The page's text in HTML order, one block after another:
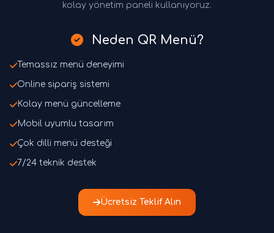
kolay yönetim paneli kullanıyoruz.
Neden QR Menü?
Temassız menü deneyimi
Online sipariş sistemi
Kolay menü güncelleme
Mobil uyumlu tasarım
Çok dilli menü desteği
7/24 teknik destek
Ücretsiz Teklif Alın